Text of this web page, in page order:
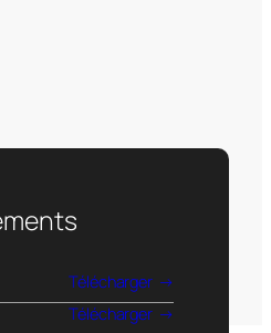
Télécharger
Télécharger